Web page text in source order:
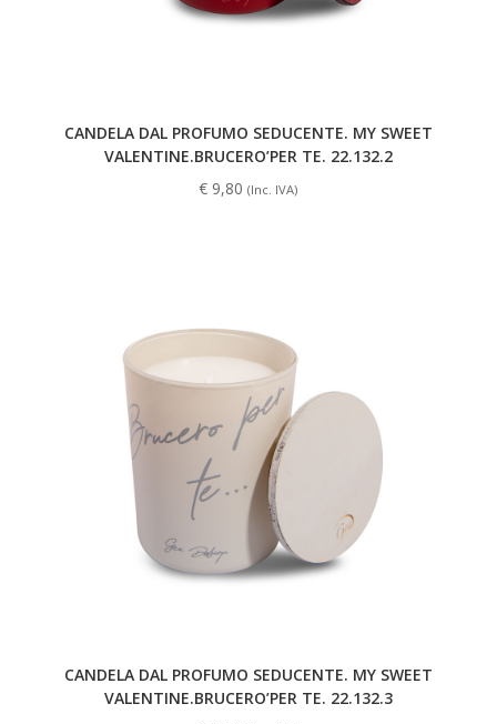
CANDELA DAL PROFUMO SEDUCENTE. MY SWEET
VALENTINE.BRUCERO’PER TE. 22.132.2
€ 9,80 (Inc. IVA)
CANDELA DAL PROFUMO SEDUCENTE. MY SWEET
VALENTINE.BRUCERO’PER TE. 22.132.3